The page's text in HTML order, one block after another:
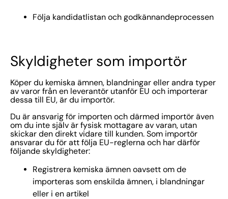
Följa kandidatlistan och godkännandeprocessen
Skyldigheter som importör
Köper du kemiska ämnen, blandningar eller andra typer
av varor från en leverantör utanför EU och importerar
dessa till EU, är du importör.
Du är ansvarig för importen och därmed importör även
om du inte själv är fysisk mottagare av varan, utan
skickar den direkt vidare till kunden. Som importör
ansvarar du för att följa EU-reglerna och har därför
följande skyldigheter:
Registrera kemiska ämnen oavsett om de
importeras som enskilda ämnen, i blandningar
eller i en artikel